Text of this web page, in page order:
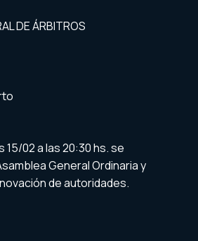
DE ÁRBITROS
15/02 a las 20:30 hs. se
General Ordinaria y
de autoridades.